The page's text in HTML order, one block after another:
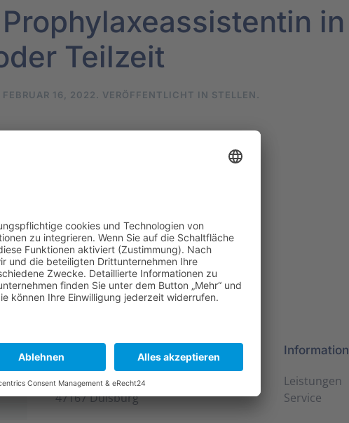
in
Teilzeit
FEBRUAR 16, 2022 . VERÖFFENTLICHT IN STELLEN .
Praxis Röttgersbach
Kaiser-Friedrich-Straße 278
47167 Duisburg
Information
Leistungen
Service